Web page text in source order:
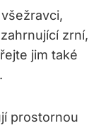
zrní,
jim také
prostornou